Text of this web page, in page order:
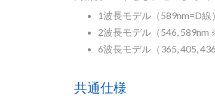
1波長モデル（589nm=D線）
2波長モデル（546, 589nm
6波長モデル（365, 405,
共通仕様